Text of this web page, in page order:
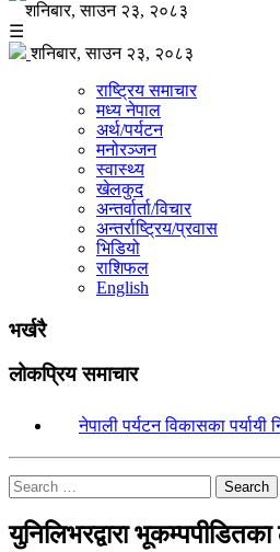
शनिबार, साउन २३, २०८३
☰
शनिबार, साउन २३, २०८३
राष्ट्रिय समाचार
मध्य नेपाल
अर्थ/पर्यटन
मनोरञ्जन
स्वास्थ्य
खेलकुद
अन्तर्वार्ता/विचार
अन्तर्राष्ट्रिय/प्रवास
भिडियो
राशिफल
English
भर्खरै
लोकप्रिय समाचार
नेपाली पर्यटन विकासका पर्यायी
Search
युनिलिभरद्वारा